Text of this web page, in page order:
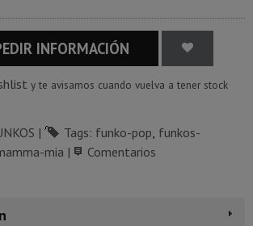
INFORMACIÓN
y te avisamos cuando vuelva a tener stock
| Tags: funko-pop funkos-
mia | Comentarios